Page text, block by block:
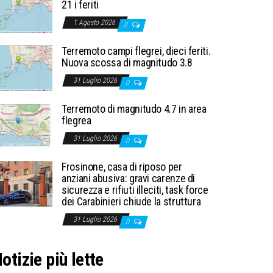
21 i feriti
1 Agosto 2026 0
Terremoto campi flegrei, dieci feriti.
Nuova scossa di magnitudo 3.8
31 Luglio 2026 0
Terremoto di magnitudo 4.7 in area
flegrea
31 Luglio 2026 0
Frosinone, casa di riposo per
anziani abusiva: gravi carenze di
sicurezza e rifiuti illeciti, task force
dei Carabinieri chiude la struttura
31 Luglio 2026 0
più lette